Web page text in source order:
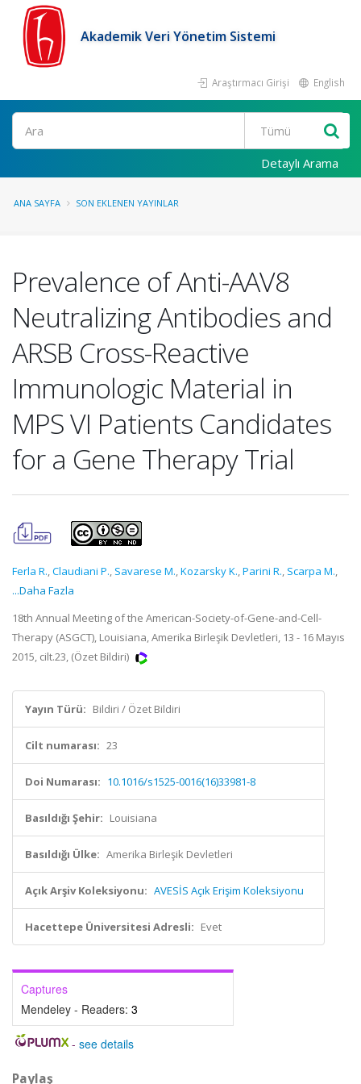
Akademik Veri Yönetim Sistemi
Araştırmacı Girişi English
Ara
Detaylı Arama
ANA SAYFA SON EKLENEN YAYINLAR
Prevalence of Anti-AAV8
Neutralizing Antibodies and
ARSB Cross-Reactive
Immunologic Material in
MPS VI Patients Candidates
for a Gene Therapy Trial
Ferla R.,Claudiani P., Savarese M.,Kozarsky K.,Parini R., Scarpa M.,
...Daha Fazla
18th Annual Meeting of the American-Society-of-Gene-and-Cell-
Therapy (ASGCT), Louisiana, Amerika Birleşik Devletleri, 13 - 16 Mayıs
2015, cilt.23, (Özet Bildiri)
Yayın Türü: Bildiri / Özet Bildiri
Cilt numarası: 23
Doi Numarası: 10.1016/s1525-0016(16)33981-8
Basıldığı Şehir: Louisiana
Basıldığı Ülke: Amerika Birleşik Devletleri
Açık Arşiv Koleksiyonu: AVESİS Açık Erişim Koleksiyonu
Hacettepe Üniversitesi Adresli: Evet
Captures
Mendeley - Readers: 3
- see details
Paylaş